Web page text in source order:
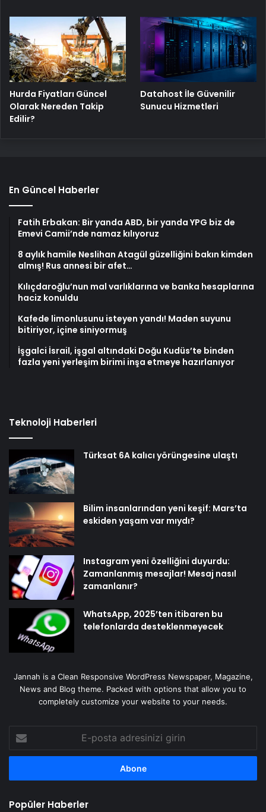
Hurda Fiyatları Güncel
Olarak Nereden Takip
Edilir?
Datahost İle Güvenilir
Sunucu Hizmetleri
En Güncel Haberler
Fatih Erbakan: Bir yanda ABD, bir yanda YPG biz de
Emevi Camii’nde namaz kılıyoruz
8 aylık hamile Neslihan Atagül güzelliğini bakın kimden
almış! Rus annesi bir afet…
Kılıçdaroğlu’nun mal varlıklarına ve banka hesaplarına
haciz konuldu
Kafede limonlusunu isteyen yandı! Maden suyunu
bitiriyor, içine siniyormuş
İşgalci İsrail, işgal altındaki Doğu Kudüs’te binden
fazla yeni yerleşim birimi inşa etmeye hazırlanıyor
Teknoloji Haberleri
Türksat 6A kalıcı yörüngesine ulaştı
Bilim insanlarından yeni keşif: Mars’ta
eskiden yaşam var mıydı?
Instagram yeni özelliğini duyurdu:
Zamanlanmış mesajlar! Mesaj nasıl
zamanlanır?
WhatsApp, 2025’ten itibaren bu
telefonlarda desteklenmeyecek
Jannah is a Clean Responsive WordPress Newspaper, Magazine,
News and Blog theme. Packed with options that allow you to
completely customize your website to your needs.
posta
adresinizi
Popüler Haberler